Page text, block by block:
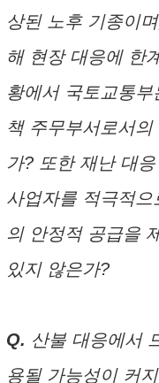
상된 노후 기종이
해 현장 대응에 한
황에서 국토교통
책 주무부서로서
가? 또한 재난 대
사업자를 적극적
의 안정적 공급을
있지 않은가?
Q. 산불 대응에서
용될 가능성이 커